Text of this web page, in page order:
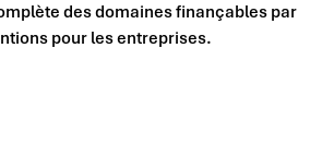
des domaines finançables par
pour les entreprises.